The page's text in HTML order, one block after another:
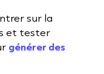
sur la
et tester
générer des